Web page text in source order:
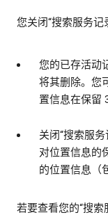
您关闭“搜索服务记
您的已存活动
将其删除。您
置信息在保留
关闭“搜索服务
对位置信息的
的位置信息（
若要查看您的“搜索